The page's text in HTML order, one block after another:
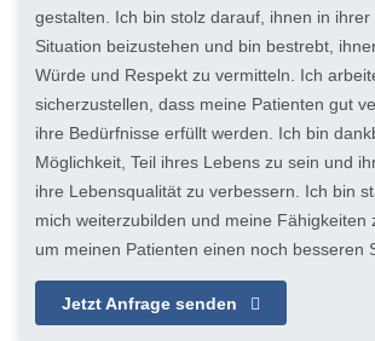
gestalten. Ich bin stolz darauf, ihnen in ihrer
Situation beizustehen und bin bestrebt,
Würde und Respekt zu vermitteln. Ich
sicherzustellen, dass meine Patienten gut
ihre Bedürfnisse erfüllt werden. Ich bin
Möglichkeit, Teil ihres Lebens zu sein und
ihre Lebensqualität zu verbessern. Ich bin
mich weiterzubilden und meine Fähigkeiten
um meinen Patienten einen noch besseren
Jetzt Anfrage senden